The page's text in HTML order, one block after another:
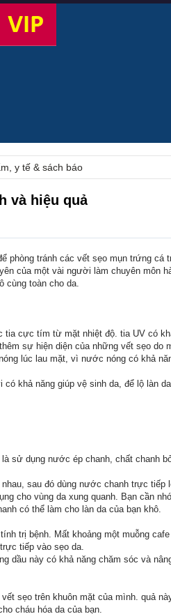
y tế & sách báo
và hiệu quả
phòng tránh các vết sẹo mụn trứng cá
của một vài người làm chuyên môn
cùng toàn cho da.
tia cực tím từ mặt nhiệt độ. tia UV có
sự hiện diện của những vết sẹo do
lúc lau mặt, vì nước nóng có khả
khả năng giúp vệ sinh da, để lộ làn
sử dụng nước ép chanh, chất chanh
sau đó dùng nước chanh trực tiếp
cho vùng da xung quanh. Bạn cần
có thể làm cho làn da của bạn khô.
trị bệnh. Mất khoảng một muỗng
tiếp vào sẹo da.
dầu này có khả năng chăm sóc và
sẹo trên khuôn mặt của mình. quả
cháu hóa da của bạn.